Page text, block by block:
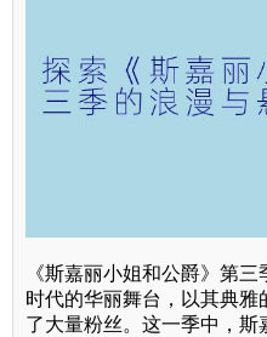
《斯嘉丽小姐和公爵》第
时代的华丽舞台，以其典雅
了大量粉丝。这一季中，斯